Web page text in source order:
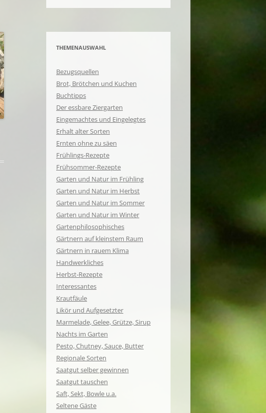
THEMENAUSWAHL
Bezugsquellen
Brot, Brötchen und Kuchen
Buchtipps
Der essbare Ziergarten
Eingemachtes und Eingelegtes
Erhalt alter Sorten
Ernten ohne zu säen
Frühlings-Rezepte
Frühsommer-Rezepte
Garten und Natur im Frühling
Garten und Natur im Herbst
Garten und Natur im Sommer
Garten und Natur im Winter
Gartenphilosophisches
Gärtnern auf kleinstem Raum
Gärtnern in rauem Klima
Handwerkliches
Herbst-Rezepte
Interessantes
Krautfäule
Likör und Aufgesetzter
Marmelade, Gelee, Grütze, Sirup
Nachts im Garten
Pesto, Chutney, Sauce, Butter
Regionale Sorten
Saatgut selber gewinnen
Saatgut tauschen
Saft, Sekt, Bowle u.a.
Seltene Gäste